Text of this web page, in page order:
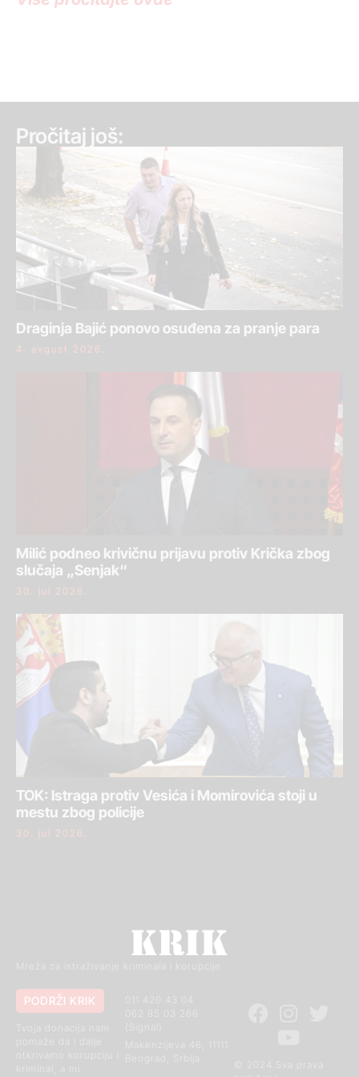
Pročitaj još:
Draginja Bajić ponovo osuđena za pranje para
4. avgust 2026.
Milić podneo krivičnu prijavu protiv Krička zbog
slučaja „Senjak“
30. jul 2026.
TOK: Istraga protiv Vesića i Momirovića stoji u
mestu zbog policije
30. jul 2026.
Mreža za istraživanje kriminala i korupcije
© 2024 Sva prava
011 420 43 04
Makenzijeva 46, 11111
PODRŽI KRIK
otkrivamo korupciju i
kriminal, a mi